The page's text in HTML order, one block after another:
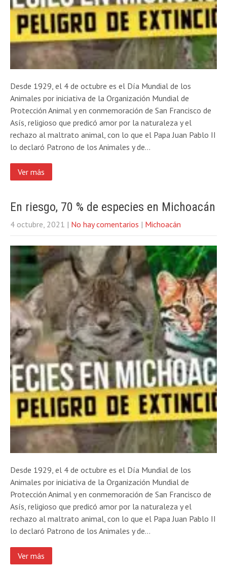
Desde 1929, el 4 de octubre es el Día Mundial de los
Animales por iniciativa de la Organización Mundial de
Protección Animal y en conmemoración de San Francisco de
Asís, religioso que predicó amor por la naturaleza y el
rechazo al maltrato animal, con lo que el Papa Juan Pablo II
lo declaró Patrono de los Animales y de…
Ver más
En riesgo, 70 % de especies en Michoacán
4 octubre, 2021 | No hay comentarios | Michoacán
Desde 1929, el 4 de octubre es el Día Mundial de los
Animales por iniciativa de la Organización Mundial de
Protección Animal y en conmemoración de San Francisco de
Asís, religioso que predicó amor por la naturaleza y el
rechazo al maltrato animal, con lo que el Papa Juan Pablo II
lo declaró Patrono de los Animales y de…
Ver más